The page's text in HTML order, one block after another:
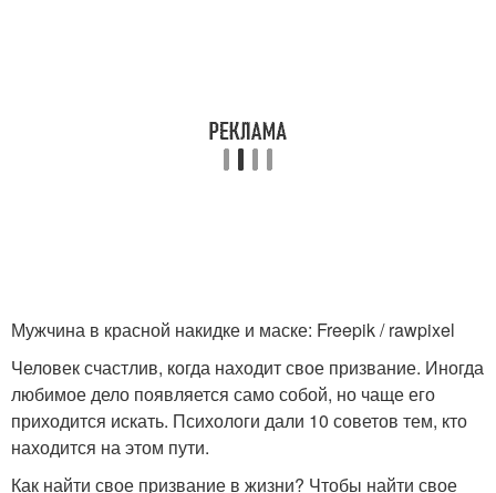
Мужчина в красной накидке и маске: Freepik / rawpixel
Человек счастлив, когда находит свое призвание. Иногда
любимое дело появляется само собой, но чаще его
приходится искать. Психологи дали 10 советов тем, кто
находится на этом пути.
Как найти свое призвание в жизни? Чтобы найти свое